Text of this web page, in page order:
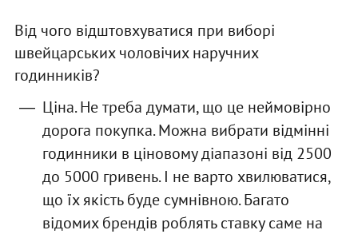
Від чого відштовхуватися при виборі
швейцарських чоловічих наручних
годинників?
Ціна. Не треба думати, що це неймовірно
дорога покупка. Можна вибрати відмінні
годинники в ціновому діапазоні від 2500
до 5000 гривень. І не варто хвилюватися,
що їх якість буде сумнівною. Багато
відомих брендів роблять ставку саме на